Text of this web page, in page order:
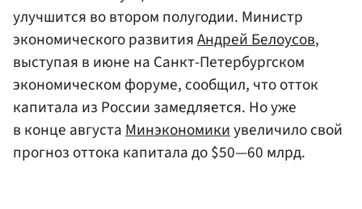
улучшится во втором полугодии. Министр
экономического развитияАндрей Белоусов,
выступая в июне на Санкт-Петербургском
экономическом форуме, сообщил, что отток
капитала из России замедляется. Но уже
в конце августаМинэкономикиувеличило свой
прогноз оттока капитала до $50—60 млрд.